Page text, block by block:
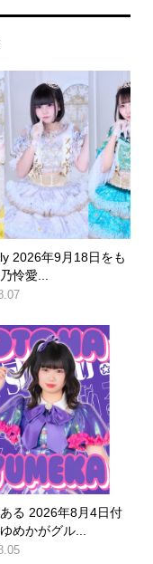
2026年9月18日をも
怜愛...
る 2026年8月4日付
めかがグル...